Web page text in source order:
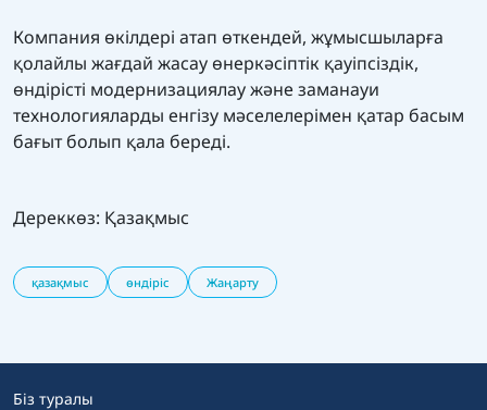
Компания өкілдері атап өткендей, жұмысшыларға
қолайлы жағдай жасау өнеркәсіптік қауіпсіздік,
өндірісті модернизациялау және заманауи
технологияларды енгізу мәселелерімен қатар басым
бағыт болып қала береді.
Дереккөз: Қазақмыс
қазақмыс өндіріс Жаңарту
Біз туралы